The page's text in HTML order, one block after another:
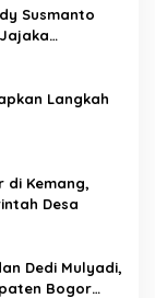
Susmanto
Langkah
di Kemang,
Desa
Dedi Mulyadi,
Bogor